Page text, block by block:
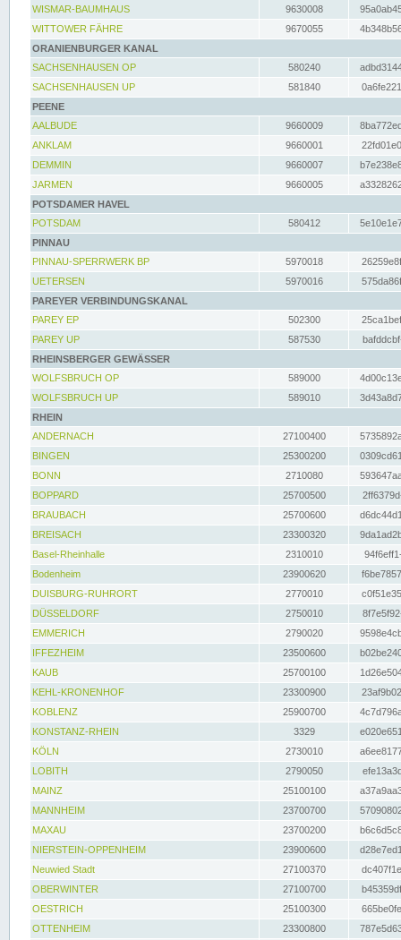
WISMAR-BAUMHAUS
9630008
WITTOWER FÄHRE
9670055
ORANIENBURGER KANAL
SACHSENHAUSEN OP
580240
SACHSENHAUSEN UP
581840
PEENE
AALBUDE
9660009
ANKLAM
9660001
DEMMIN
9660007
JARMEN
9660005
POTSDAMER HAVEL
POTSDAM
580412
PINNAU
PINNAU-SPERRWERK BP
5970018
UETERSEN
5970016
PAREYER VERBINDUNGSKANAL
PAREY EP
502300
PAREY UP
587530
RHEINSBERGER GEWÄSSER
WOLFSBRUCH OP
589000
WOLFSBRUCH UP
589010
RHEIN
ANDERNACH
27100400
BINGEN
25300200
BONN
2710080
BOPPARD
25700500
BRAUBACH
25700600
BREISACH
23300320
Basel-Rheinhalle
2310010
Bodenheim
23900620
DUISBURG-RUHRORT
2770010
DÜSSELDORF
2750010
EMMERICH
2790020
IFFEZHEIM
23500600
KAUB
25700100
KEHL-KRONENHOF
23300900
KOBLENZ
25900700
KONSTANZ-RHEIN
3329
KÖLN
2730010
LOBITH
2790050
MAINZ
25100100
MANNHEIM
23700700
MAXAU
23700200
NIERSTEIN-OPPENHEIM
23900600
Neuwied Stadt
27100370
OBERWINTER
27100700
OESTRICH
25100300
OTTENHEIM
23300800